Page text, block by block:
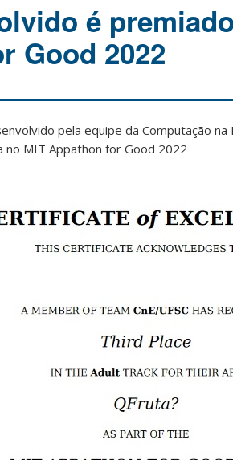
é
Good 2022
pela equipe da Computação
no MIT Appathon for Good 2022